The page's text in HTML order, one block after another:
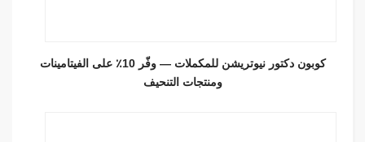
كوبون دكتور نيوتريشن للمكملات — وفّر 10٪ على الفيتامينات
ومنتجات التنحيف